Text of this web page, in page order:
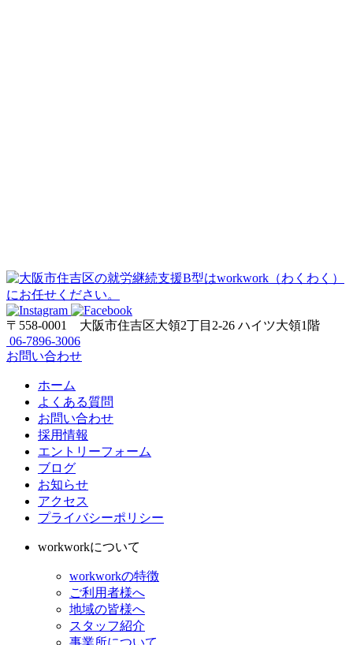
〒558-0001 大阪市住吉区大領2丁目2-26 ハイツ大領1階
06-7896-3006
お問い合わせ
ホーム
よくある質問
お問い合わせ
採用情報
エントリーフォーム
ブログ
お知らせ
アクセス
プライバシーポリシー
workworkについて
workworkの特徴
ご利用者様へ
地域の皆様へ
スタッフ紹介
事業所について